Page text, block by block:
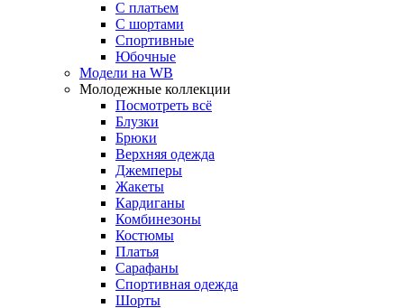
С платьем
С шортами
Спортивные
Юбочные
Модели на WB
Молодежные коллекции
Посмотреть всё
Блузки
Брюки
Верхняя одежда
Джемперы
Жакеты
Кардиганы
Комбинезоны
Костюмы
Платья
Сарафаны
Спортивная одежда
Шорты